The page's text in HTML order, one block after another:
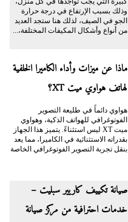
وذلك بسبب الإرتفاع في درجة حرارة
الجو في الصيف، لذلك هنا ستجد العديد
من أنواع وأشكال المكيفات المختلفة،...
ماذا عن ميزات وأداء الكاميرا الخلفية
لهاتف هواوي ميت XT؟
هواوي دائماً في طليعة التصوير
الفوتوغرافي للهواتف الذكية، وهواوي
ميت XT ليس استثناءً. يتميز هذا الجهاز
بقدراته الاستثنائية في الكاميرا، مما يعد
بنقل تجربة التصوير الفوتوغرافي الخاصة
صيانة تكييف كاريير سبليت –
خدمات احترافية من مركز صيانة